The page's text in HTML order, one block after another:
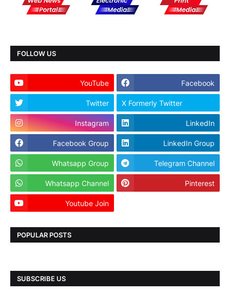
FOLLOW US
YouTube Facebook
Twitter X Formerly Twitter
Instagram LinkedIn
Facebook Group LinkedIn Group
Whatsapp Group Telegram Channel
Whatsapp Channel Pinterest
Youtube Join
POPULAR POSTS
SUBSCRIBE US